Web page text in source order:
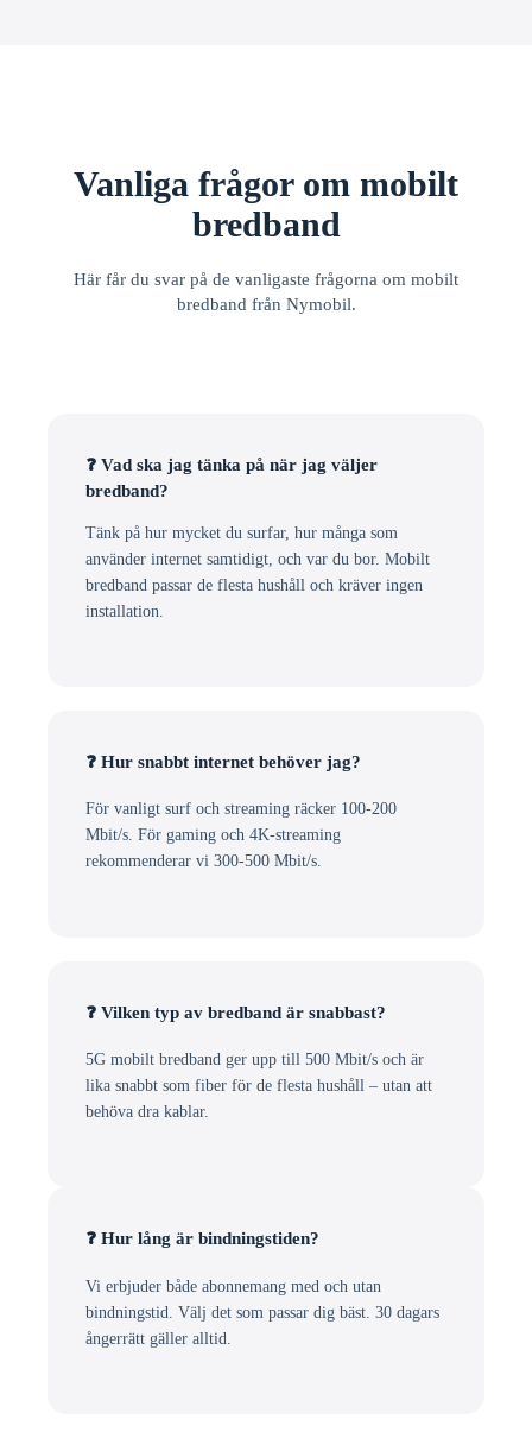
Vanliga frågor om mobilt
bredband
Här får du svar på de vanligaste frågorna om mobilt
bredband från Nymobil.
❓ Vad ska jag tänka på när jag väljer
bredband?
Tänk på hur mycket du surfar, hur många som
använder internet samtidigt, och var du bor. Mobilt
bredband passar de flesta hushåll och kräver ingen
installation.
❓ Hur snabbt internet behöver jag?
För vanligt surf och streaming räcker 100-200
Mbit/s. För gaming och 4K-streaming
rekommenderar vi 300-500 Mbit/s.
❓ Vilken typ av bredband är snabbast?
5G mobilt bredband ger upp till 500 Mbit/s och är
lika snabbt som fiber för de flesta hushåll – utan att
behöva dra kablar.
❓ Hur lång är bindningstiden?
Vi erbjuder både abonnemang med och utan
bindningstid. Välj det som passar dig bäst. 30 dagars
ångerrätt gäller alltid.